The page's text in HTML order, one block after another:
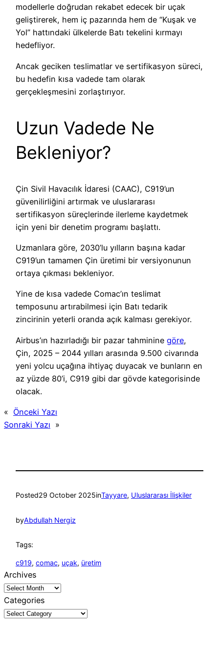
modellerle doğrudan rekabet edecek bir uçak
geliştirerek, hem iç pazarında hem de “Kuşak ve
Yol” hattındaki ülkelerde Batı tekelini kırmayı
hedefliyor.
Ancak geciken teslimatlar ve sertifikasyon süreci,
bu hedefin kısa vadede tam olarak
gerçekleşmesini zorlaştırıyor.
Uzun Vadede Ne
Bekleniyor?
Çin Sivil Havacılık İdaresi (CAAC), C919’un
güvenilirliğini artırmak ve uluslararası
sertifikasyon süreçlerinde ilerleme kaydetmek
için yeni bir denetim programı başlattı.
Uzmanlara göre, 2030’lu yılların başına kadar
C919’un tamamen Çin üretimi bir versiyonunun
ortaya çıkması bekleniyor.
Yine de kısa vadede Comac’ın teslimat
temposunu artırabilmesi için Batı tedarik
zincirinin yeterli oranda açık kalması gerekiyor.
Airbus’ın hazırladığı bir pazar tahminine göre,
Çin, 2025 – 2044 yılları arasında 9.500 civarında
yeni yolcu uçağına ihtiyaç duyacak ve bunların en
az yüzde 80’i, C919 gibi dar gövde kategorisinde
olacak.
« Önceki Yazı
Sonraki Yazı »
Posted29 October 2025inTayyare, Uluslararası İlişkiler
byAbdullah Nergiz
Tags:
c919, comac, uçak, üretim
Archives
Categories